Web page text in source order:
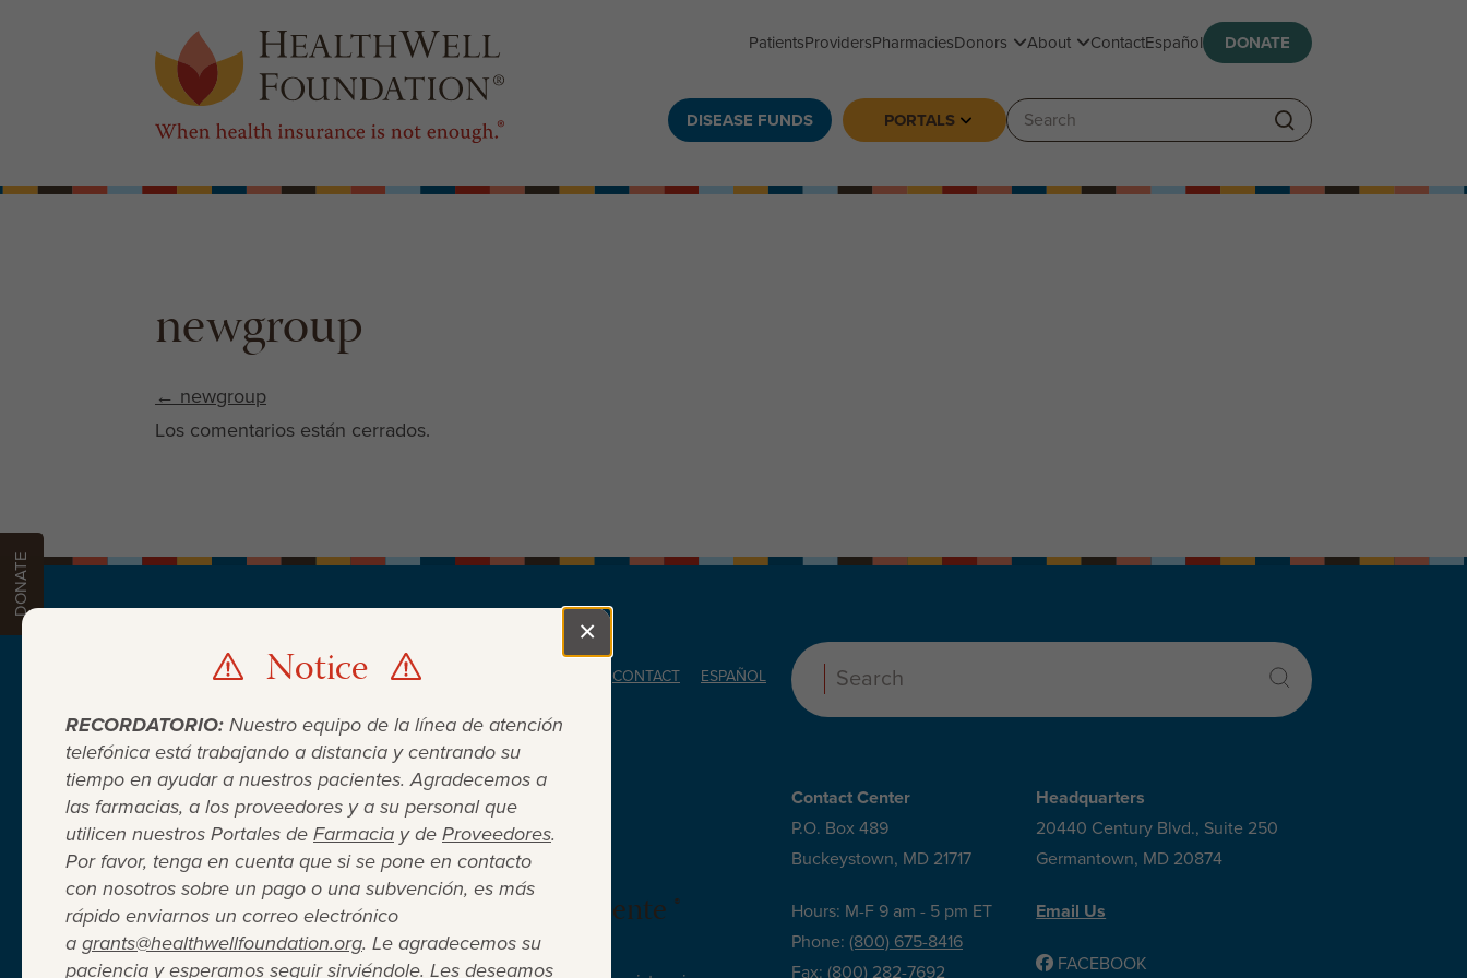
Notice
RECORDATORIO: Nuestro equipo de la línea de atención
telefónica está trabajando a distancia y centrando su
tiempo en ayudar a nuestros pacientes. Agradecemos a
las farmacias, a los proveedores y a su personal que
utilicen nuestros Portales de Farmacia y de Proveedores.
Por favor, tenga en cuenta que si se pone en contacto
con nosotros sobre un pago o una subvención, es más
rápido enviarnos un correo electrónico
a grants@healthwellfoundation.org. Le agradecemos su
paciencia y esperamos seguir sirviéndole. Les deseamos
Close
×
PatientsProvidersPharmaciesDonors Toggle submenu
AboutToggle submenu
ContactEspañol DONATE
DISEASE FUNDS PORTALS Toggle submenu
Search:
newgroup
Post navigation
← newgroup
Los comentarios están cerrados.
PATIENTS PROVIDERS PHARMACIES CONTACT
ESPAÑOL
Search:
Cuando el seguro médico no es suficiente ®
Contact Center
P.O. Box 489
Buckeystown, MD 21717
Hours: M-F 9 am - 5 pm ET
Phone: (800) 675-8416
Fax: (800) 282-7692
Headquarters
20440 Century Blvd., Suite 250
Germantown, MD 20874
Email Us
FACEBOOK
DONATE